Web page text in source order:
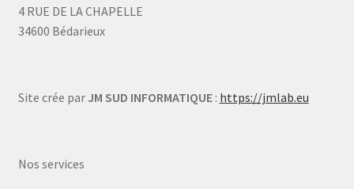
4 RUE DE LA CHAPELLE
34600 Bédarieux
Site crée par JM SUD INFORMATIQUE: https://jmlab.eu
Nos services